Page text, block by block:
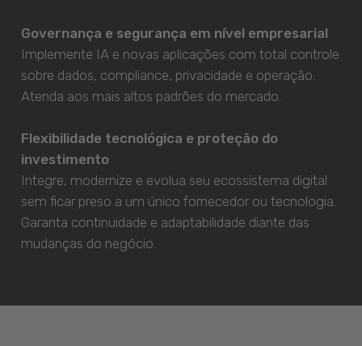
Governança e segurança em nível empresarial
Implemente IA e novas aplicações com total controle
sobre dados, compliance, privacidade e operação.
Atenda aos mais altos padrões do mercado.
Flexibilidade tecnológica e proteção do
investimento
Integre, modernize e evolua seu ecossistema digital
sem ficar preso a um único fornecedor ou tecnologia.
Garanta continuidade e adaptabilidade diante das
mudanças do negócio.